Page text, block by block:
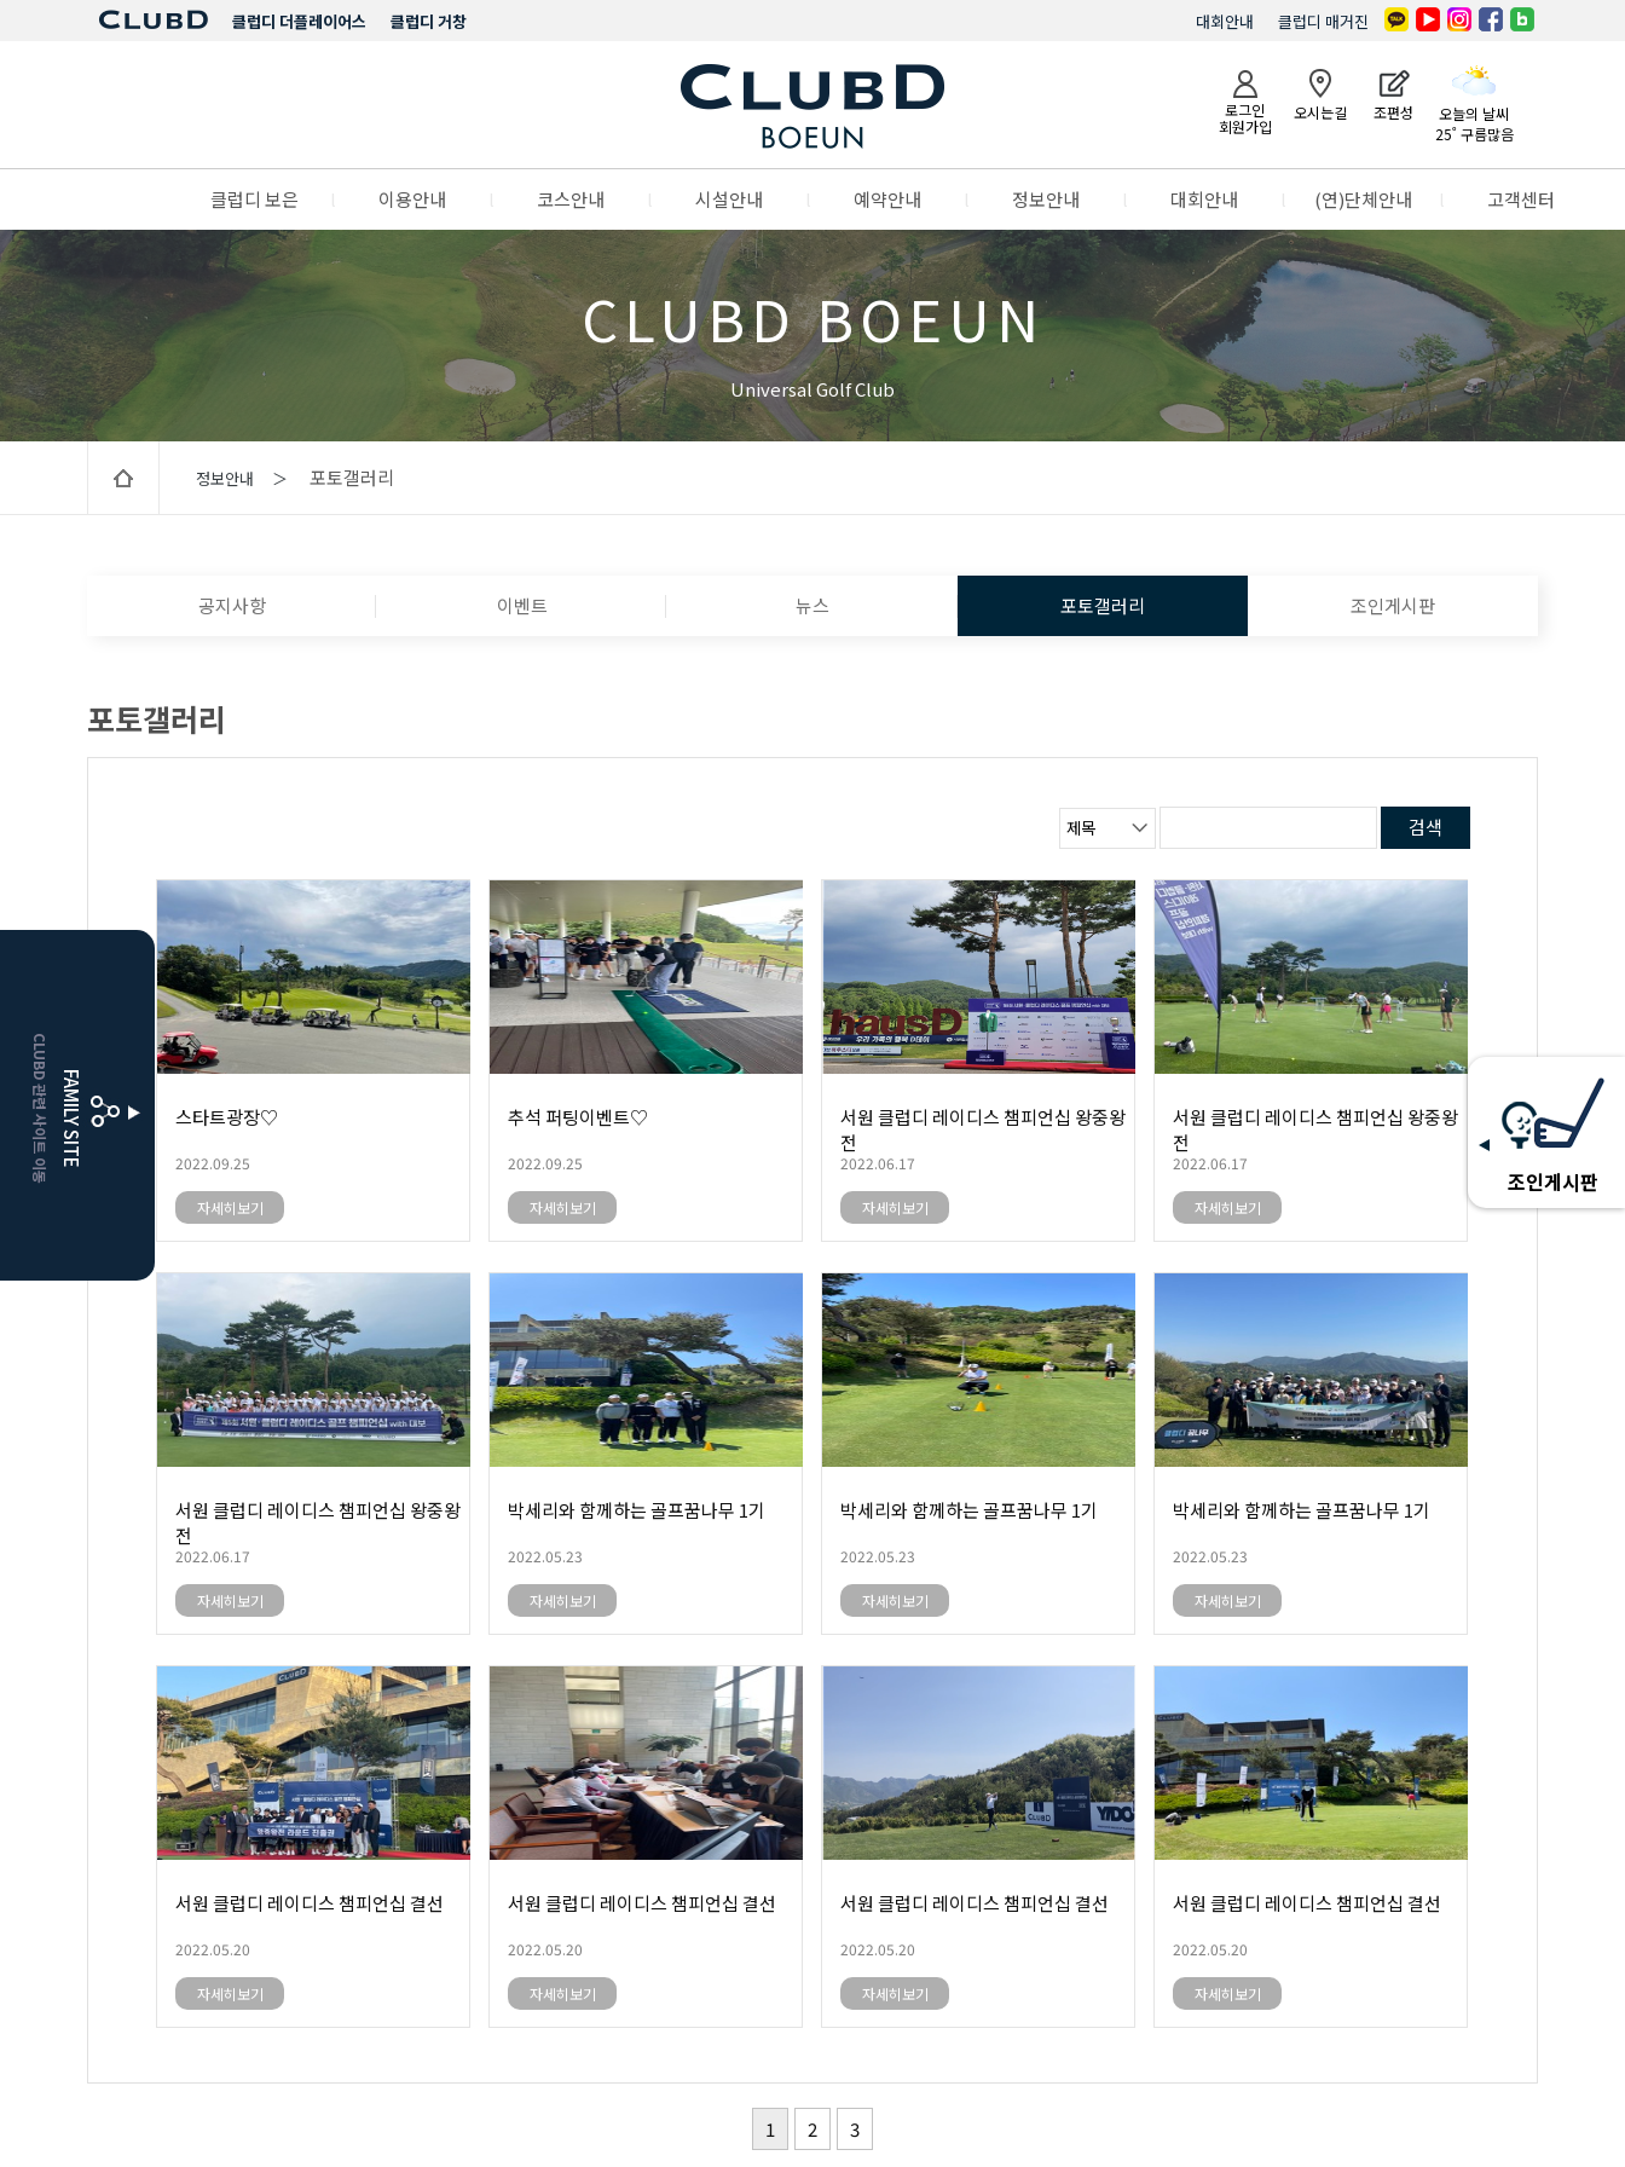
클럽디 거창
클럽디 더플레이어스 클럽디 매거진
대회안내
로그인
회원가입
오시는길 조편성
오늘의 날씨
25˚ 구름많음
클럽디 보은 이용안내 코스안내 시설안내 예약안내 정보안내 대회안내 (연)단체안내 고객센터
CLUBD BOEUN
Universal Golf Club
FAMILY SITE
CLUBD 관련 사이트 이동
HOME
거창
클럽디더플레이어스
조인게시판
정보안내 ＞ 포토갤러리
공지사항 이벤트 뉴스 포토갤러리 조인게시판
포토갤러리
검색
스타트광장♡
2022.09.25
자세히보기
추석 퍼팅이벤트♡
2022.09.25
자세히보기
서원 클럽디 레이디스 챔피언십 왕중왕
전
2022.06.17
자세히보기
서원 클럽디 레이디스 챔피언십 왕중왕
전
2022.06.17
자세히보기
서원 클럽디 레이디스 챔피언십 왕중왕
전
2022.06.17
자세히보기
박세리와 함께하는 골프꿈나무 1기
2022.05.23
자세히보기
박세리와 함께하는 골프꿈나무 1기
2022.05.23
자세히보기
박세리와 함께하는 골프꿈나무 1기
2022.05.23
자세히보기
서원 클럽디 레이디스 챔피언십 결선
2022.05.20
자세히보기
서원 클럽디 레이디스 챔피언십 결선
2022.05.20
자세히보기
서원 클럽디 레이디스 챔피언십 결선
2022.05.20
자세히보기
서원 클럽디 레이디스 챔피언십 결선
2022.05.20
자세히보기
1 2 3